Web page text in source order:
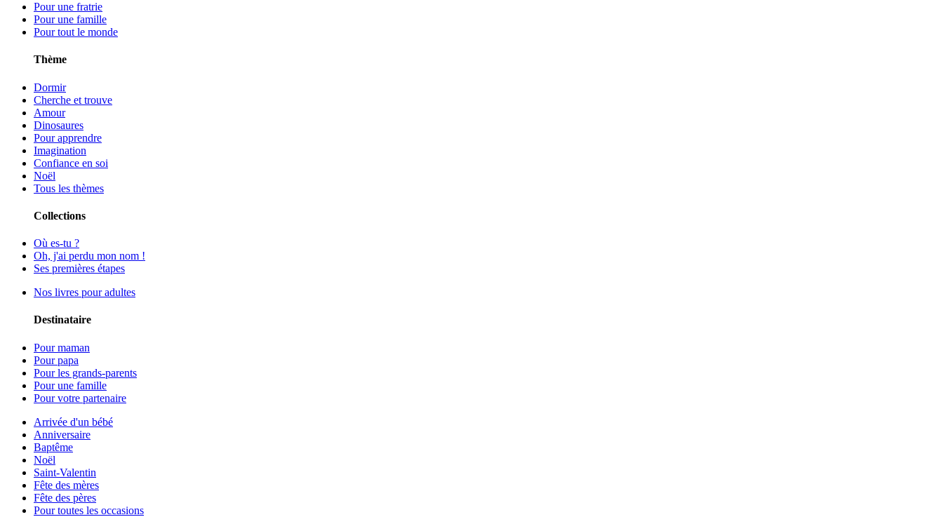
Pour une fratrie
Pour une famille
Pour tout le monde
Thème
Dormir
Cherche et trouve
Amour
Dinosaures
Pour apprendre
Imagination
Confiance en soi
Noël
Tous les thèmes
Collections
Où es-tu ?
Oh, j'ai perdu mon nom !
Ses premières étapes
Nos livres pour adultes
Destinataire
Pour maman
Pour papa
Pour les grands-parents
Pour une famille
Pour votre partenaire
Arrivée d'un bébé
Anniversaire
Baptême
Noël
Saint-Valentin
Fête des mères
Fête des pères
Pour toutes les occasions